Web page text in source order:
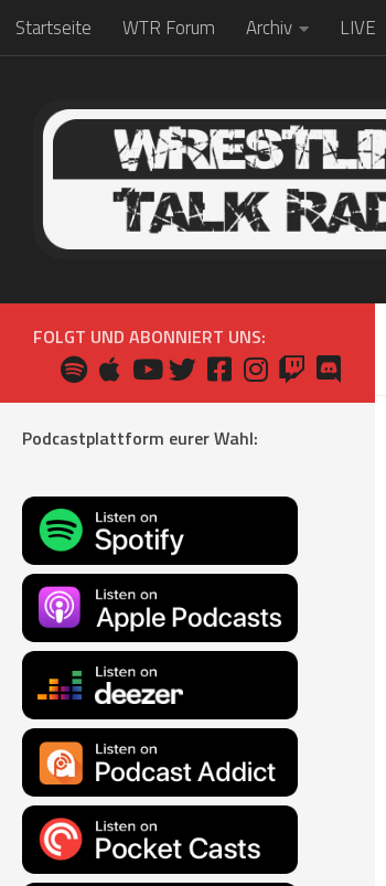
Zum Inhalt springen
Startseite WTR Forum Archiv LIVE
FOLGT UND ABONNIERT UNS:
Podcastplattform eurer Wahl: